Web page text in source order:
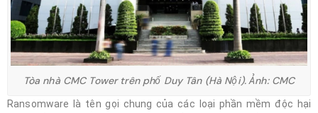
Tòa nhà CMC Tower trên phố Duy Tân (Hà Nội). Ảnh: CMC
Ransomware là tên gọi chung của các loại phần mềm độc hại